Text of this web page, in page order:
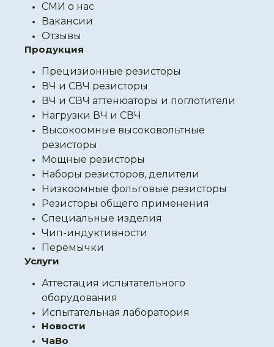
СМИ о нас
Вакансии
Отзывы
Продукция
Прецизионные резисторы
ВЧ и СВЧ резисторы
ВЧ и СВЧ аттенюаторы и поглотители
Нагрузки ВЧ и СВЧ
Высокоомные высоковольтные
резисторы
Мощные резисторы
Наборы резисторов, делители
Низкоомные фольговые резисторы
Резисторы общего применения
Специальные изделия
Чип-индуктивности
Перемычки
Услуги
Аттестация испытательного
оборудования
Испытательная лаборатория
Новости
ЧаВо